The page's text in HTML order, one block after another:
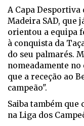
A Capa Desportiva
Madeira SAD, que
orientou a equipa
à conquista da
do seu palmarés.
nomeadamente no
que a receção ao
campeão".
Saiba também que
na Liga dos